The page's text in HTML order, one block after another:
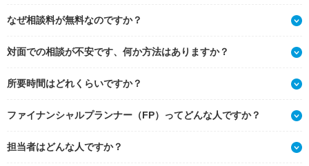
なぜ相談料が無料なのですか？
対面での相談が不安です、何か方法はありますか？
所要時間はどれくらいですか？
ファイナンシャルプランナー（FP）ってどんな人ですか？
担当者はどんな人ですか？